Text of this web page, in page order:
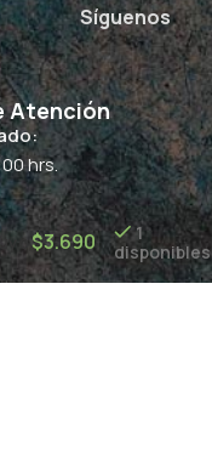
Síguenos
Atención
hrs.
$3.690
1
disponibles